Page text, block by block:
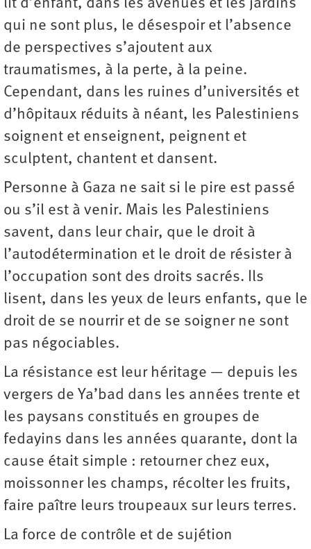
lit d’enfant, dans les avenues et les jardins
qui ne sont plus, le désespoir et l’absence
de perspectives s’ajoutent aux
traumatismes, à la perte, à la peine.
Cependant, dans les ruines d’universités et
d’hôpitaux réduits à néant, les Palestiniens
soignent et enseignent, peignent et
sculptent, chantent et dansent.
Personne à Gaza ne sait si le pire est passé
ou s’il est à venir. Mais les Palestiniens
savent, dans leur chair, que le droit à
l’autodétermination et le droit de résister à
l’occupation sont des droits sacrés. Ils
lisent, dans les yeux de leurs enfants, que le
droit de se nourrir et de se soigner ne sont
pas négociables.
La résistance est leur héritage — depuis les
vergers de Ya’bad dans les années trente et
les paysans constitués en groupes de
fedayins dans les années quarante, dont la
cause était simple : retourner chez eux,
moissonner les champs, récolter les fruits,
faire paître leurs troupeaux sur leurs terres.
La force de contrôle et de sujétion